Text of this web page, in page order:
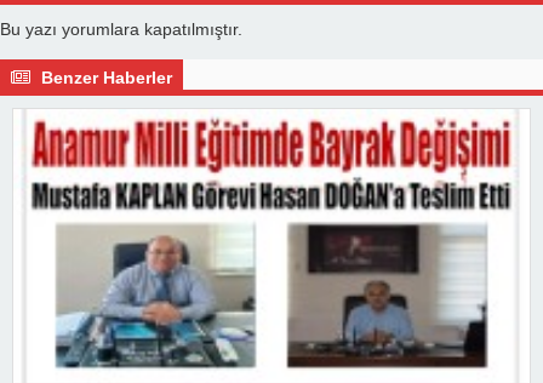
Bu yazı yorumlara kapatılmıştır.
Benzer Haberler